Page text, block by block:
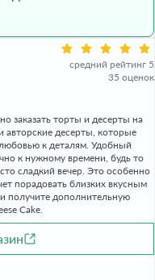
средний рейтинг 5
35 оценок
заказать торты и десерты на
авторские десерты, которые
к деталям. Удобный
к нужному времени, будь то
сладкий вечер. Это особенно
порадовать близких вкусным
получите дополнительную
Cake.